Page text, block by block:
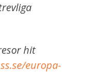
hit
europa-